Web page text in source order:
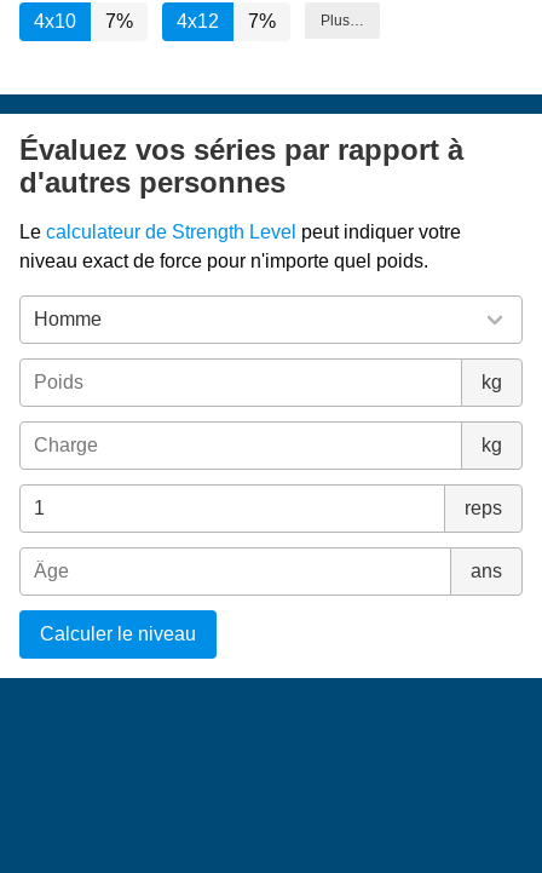
4x10 7% 4x12 7% Plus…
Évaluez vos séries par rapport à
d'autres personnes
Le calculateur de Strength Level peut indiquer votre
niveau exact de force pour n'importe quel poids.
kg
kg
reps
ans
Calculer le niveau